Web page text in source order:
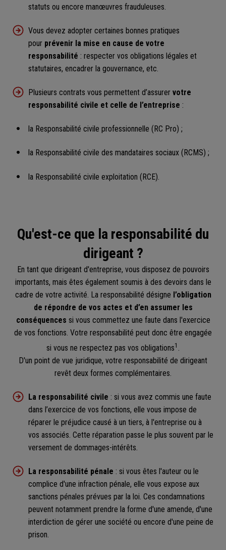
statuts ou encore manœuvres frauduleuses.
Vous devez adopter certaines bonnes pratiques
pour prévenir la mise en cause de votre
responsabilité : respecter vos obligations légales et
statutaires, encadrer la gouvernance, etc.
Plusieurs contrats vous permettent d’assurer votre
responsabilité civile et celle de l’entreprise :
la Responsabilité civile professionnelle (RC Pro) ;
la Responsabilité civile des mandataires sociaux (RCMS) ;
la Responsabilité civile exploitation (RCE).
Qu'est-ce que la responsabilité du
dirigeant ?
En tant que dirigeant d'entreprise, vous disposez de pouvoirs
importants, mais êtes également soumis à des devoirs dans le
cadre de votre activité. La responsabilité désigne l’obligation
de répondre de vos actes et d’en assumer les
conséquences si vous commettez une faute dans l'exercice
de vos fonctions. Votre responsabilité peut donc être engagée
si vous ne respectez pas vos obligations1 .
D'un point de vue juridique, votre responsabilité de dirigeant
revêt deux formes complémentaires.
La responsabilité civile : si vous avez commis une faute
dans l’exercice de vos fonctions, elle vous impose de
réparer le préjudice causé à un tiers, à l'entreprise ou à
vos associés. Cette réparation passe le plus souvent par le
versement de dommages-intérêts.
La responsabilité pénale : si vous êtes l'auteur ou le
complice d'une infraction pénale, elle vous expose aux
sanctions pénales prévues par la loi. Ces condamnations
peuvent notamment prendre la forme d'une amende, d'une
interdiction de gérer une société ou encore d'une peine de
prison.